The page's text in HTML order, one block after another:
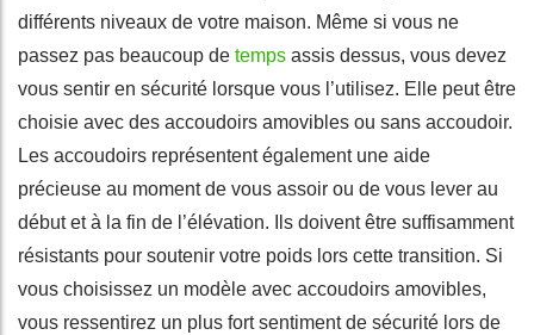
différents niveaux de votre maison. Même si vous ne
passez pas beaucoup de temps assis dessus, vous devez
vous sentir en sécurité lorsque vous l’utilisez. Elle peut être
choisie avec des accoudoirs amovibles ou sans accoudoir.
Les accoudoirs représentent également une aide
précieuse au moment de vous assoir ou de vous lever au
début et à la fin de l’élévation. Ils doivent être suffisamment
résistants pour soutenir votre poids lors cette transition. Si
vous choisissez un modèle avec accoudoirs amovibles,
vous ressentirez un plus fort sentiment de sécurité lors de